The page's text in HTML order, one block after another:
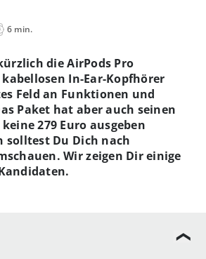
6 min.
die AirPods Pro
In-Ear-Kopfhörer
Feld an Funktionen und
Paket hat aber auch seinen
279 Euro ausgeben
solltest Du Dich nach
Wir zeigen Dir einige